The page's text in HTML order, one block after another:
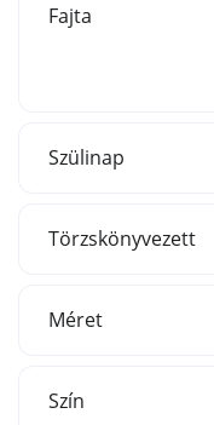
Fajta
Szülinap
Törzskönyvezett
Méret
Szín